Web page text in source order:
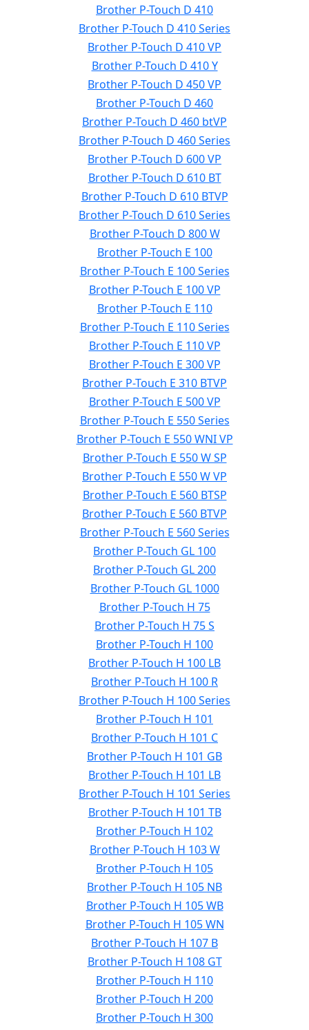
Brother P-Touch D 410
Brother P-Touch D 410 Series
Brother P-Touch D 410 VP
Brother P-Touch D 410 Y
Brother P-Touch D 450 VP
Brother P-Touch D 460
Brother P-Touch D 460 btVP
Brother P-Touch D 460 Series
Brother P-Touch D 600 VP
Brother P-Touch D 610 BT
Brother P-Touch D 610 BTVP
Brother P-Touch D 610 Series
Brother P-Touch D 800 W
Brother P-Touch E 100
Brother P-Touch E 100 Series
Brother P-Touch E 100 VP
Brother P-Touch E 110
Brother P-Touch E 110 Series
Brother P-Touch E 110 VP
Brother P-Touch E 300 VP
Brother P-Touch E 310 BTVP
Brother P-Touch E 500 VP
Brother P-Touch E 550 Series
Brother P-Touch E 550 WNI VP
Brother P-Touch E 550 W SP
Brother P-Touch E 550 W VP
Brother P-Touch E 560 BTSP
Brother P-Touch E 560 BTVP
Brother P-Touch E 560 Series
Brother P-Touch GL 100
Brother P-Touch GL 200
Brother P-Touch GL 1000
Brother P-Touch H 75
Brother P-Touch H 75 S
Brother P-Touch H 100
Brother P-Touch H 100 LB
Brother P-Touch H 100 R
Brother P-Touch H 100 Series
Brother P-Touch H 101
Brother P-Touch H 101 C
Brother P-Touch H 101 GB
Brother P-Touch H 101 LB
Brother P-Touch H 101 Series
Brother P-Touch H 101 TB
Brother P-Touch H 102
Brother P-Touch H 103 W
Brother P-Touch H 105
Brother P-Touch H 105 NB
Brother P-Touch H 105 WB
Brother P-Touch H 105 WN
Brother P-Touch H 107 B
Brother P-Touch H 108 GT
Brother P-Touch H 110
Brother P-Touch H 200
Brother P-Touch H 300